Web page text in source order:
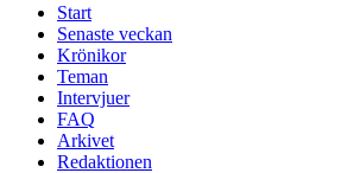
Start
Senaste veckan
Krönikor
Teman
Intervjuer
FAQ
Arkivet
Redaktionen